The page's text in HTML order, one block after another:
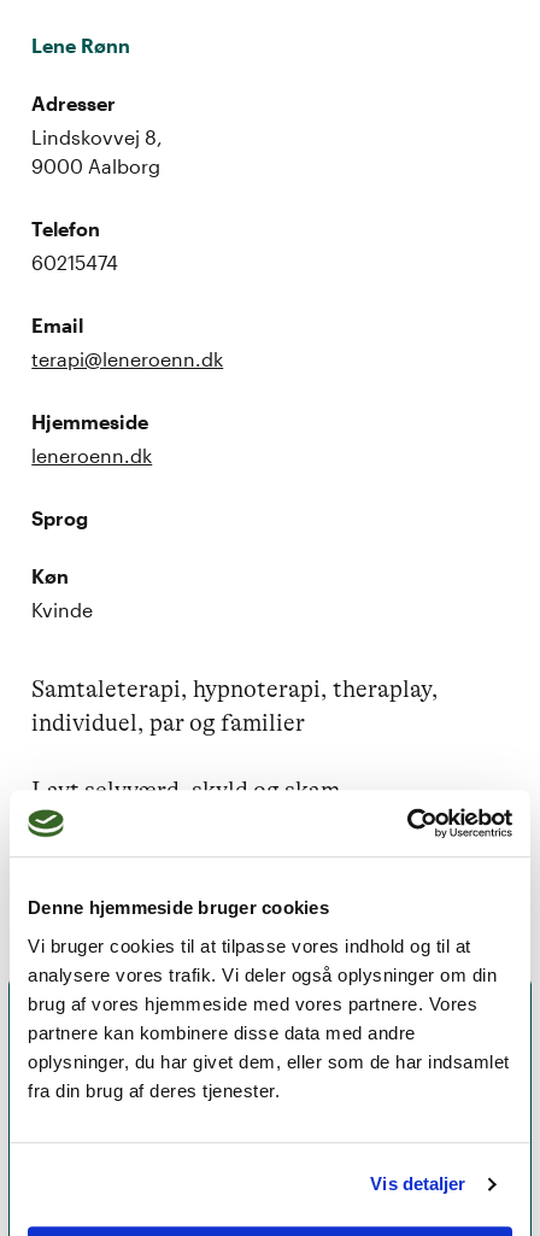
Denne hjemmeside bruger cookies
Vi bruger cookies til at tilpasse vores indhold og til at
analysere vores trafik. Vi deler også oplysninger om din
brug af vores hjemmeside med vores partnere. Vores
partnere kan kombinere disse data med andre
oplysninger, du har givet dem, eller som de har indsamlet
fra din brug af deres tjenester.
Vis detaljer
Lene Rønn
Adresser
Lindskovvej 8,
9000 Aalborg
Telefon
60215474
Email
terapi@leneroenn.dk
Hjemmeside
leneroenn.dk
Sprog
Køn
Kvinde
Samtaleterapi, hypnoterapi, theraplay,
individuel, par og familier
Lavt selvværd, skyld og skam,
barndomstraumer, krise, sorg og tab, stress,
angst og ængstelighed, barnets trivsel